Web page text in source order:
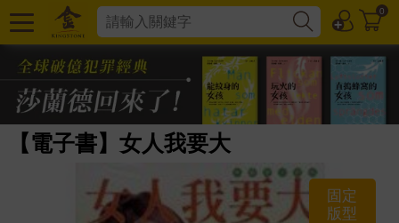
0
【電子書】女人我要大
固定
版型